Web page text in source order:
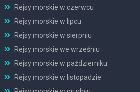
Rejsy morskie w czerwcu
Rejsy morskie w lipcu
Rejsy morskie w sierpniu
Rejsy morskie we wrześniu
Rejsy morskie w październiku
Rejsy morskie w listopadzie